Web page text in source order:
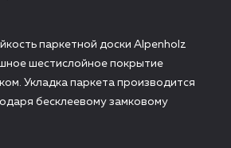
паркетной доски Alpenholz
шестислойное покрытие
Укладка паркета производится
бесклеевому замковому